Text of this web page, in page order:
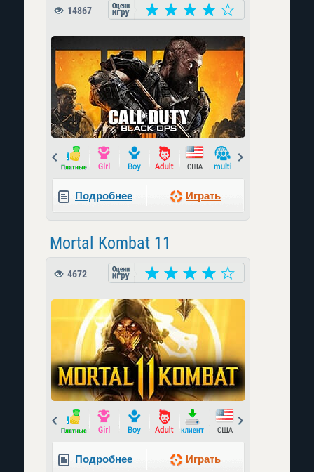
14867
Prev
Подробнее Играть
Mortal Kombat 11
4672
Prev
Подробнее Играть